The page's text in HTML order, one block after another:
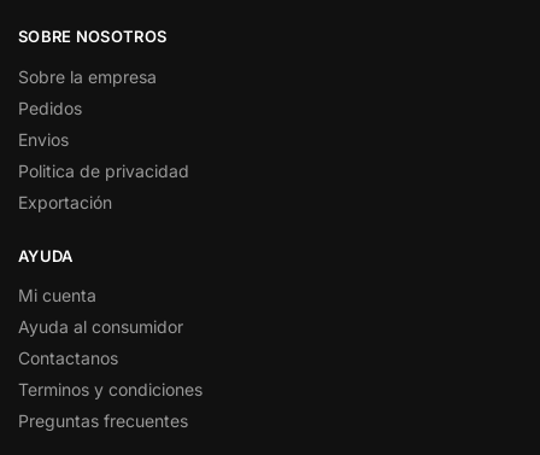
SOBRE NOSOTROS
Sobre la empresa
Pedidos
Envios
Politica de privacidad
Exportación
AYUDA
Mi cuenta
Ayuda al consumidor
Contactanos
Terminos y condiciones
Preguntas frecuentes